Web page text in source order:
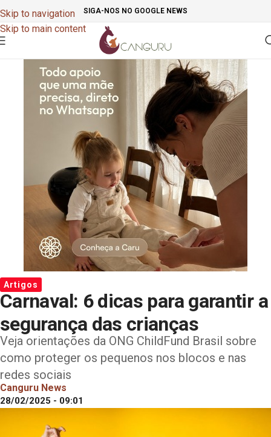
Skip to navigation
Skip to main content
SIGA-NOS NO GOOGLE NEWS
Artigos
Carnaval: 6 dicas para garantir a
segurança das crianças
Veja orientações da ONG ChildFund Brasil sobre
como proteger os pequenos nos blocos e nas
redes sociais
Canguru News
28/02/2025 - 09:01